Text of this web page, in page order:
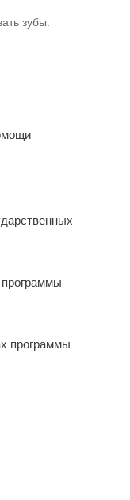
программы
зубы.